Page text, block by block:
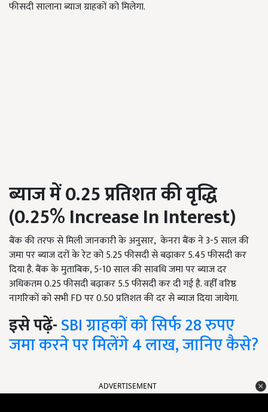
फीसदी सालाना ब्याज ग्राहकों को मिलेगा.
ब्याज में0.25प्रतिशत की वृद्धि
(0.25%Increase In Interest)
बैंक की तरफ से मिली जानकारी के अनुसार, केनरा बैंक ने 3-5 साल की
जमा पर ब्याज दरों के रेट को 5.25 फीसदी से बढ़ाकर 5.45 फीसदी कर
दिया है. बैंक के मुताबिक, 5-10 साल की सावधि जमा पर ब्याज दर
अधिकतम 0.25 फीसदी बढ़ाकर 5.5 फीसदी कर दी गई है. वहीँ वरिष्ठ
नागरिकों को सभी FD पर 0.50 प्रतिशत की दर से ब्याज दिया जायेगा.
इसे पढ़ें-SBI ग्राहकों को सिर्फ 28 रुपए
जमा करने पर मिलेंगे 4 लाख, जानिए कैसे?
ADVERTISEMENT